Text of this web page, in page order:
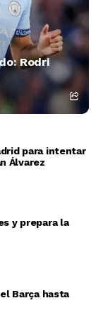
Rodri
para intentar
Álvarez
y prepara la
Barça hasta